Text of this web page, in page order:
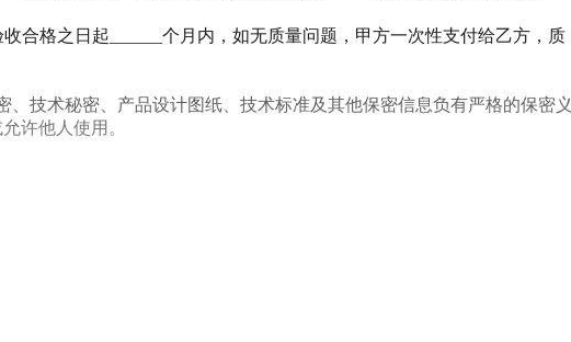
合格之日起______个月内，如无质量问题，甲方一次性支付给乙方，质
、技术秘密、产品设计图纸、技术标准及其他保密信息负有严格的保密义
许他人使用。